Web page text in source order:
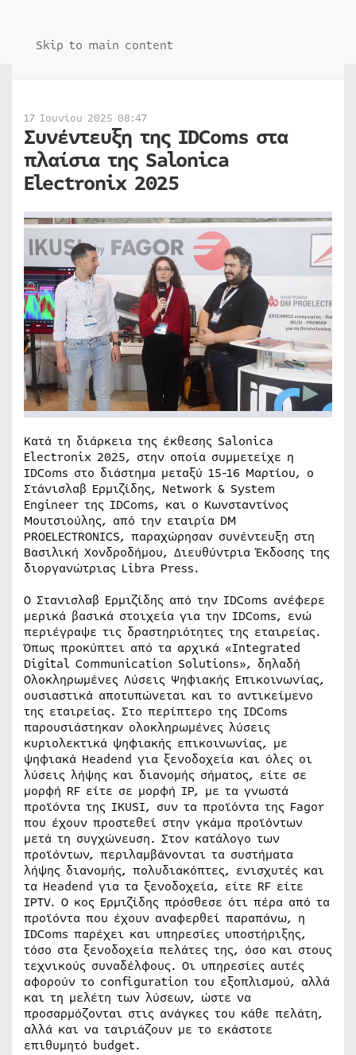
Skip to main content
17 Ιουνίου 2025 08:47
Συνέντευξη της IDComs στα
πλαίσια της Salonica
Electronix 2025
Κατά τη διάρκεια της έκθεσης Salonica
Electronix 2025, στην οποία συμμετείχε η
IDComs στο διάστημα μεταξύ 15-16 Μαρτίου, ο
Στάνισλαβ Ερμιζίδης, Network & System
Engineer της IDComs, και ο Κωνσταντίνος
Μουτσιούλης, από την εταιρία DM
PROELECTRONICS, παραχώρησαν συνέντευξη στη
Βασιλική Χονδροδήμου, Διευθύντρια Έκδοσης της
διοργανώτριας Libra Press.
O Στανισλαβ Ερμιζίδης από την IDComs ανέφερε
μερικά βασικά στοιχεία για την IDComs, ενώ
περιέγραψε τις δραστηριότητες της εταιρείας.
Όπως προκύπτει από τα αρχικά «Integrated
Digital Communication Solutions», δηλαδή
Ολοκληρωμένες Λύσεις Ψηφιακής Επικοινωνίας,
ουσιαστικά αποτυπώνεται και το αντικείμενο
της εταιρείας. Στο περίπτερο της IDComs
παρουσιάστηκαν ολοκληρωμένες λύσεις
κυριολεκτικά ψηφιακής επικοινωνίας, με
ψηφιακά Headend για ξενοδοχεία και όλες οι
λύσεις λήψης και διανομής σήματος, είτε σε
μορφή RF είτε σε μορφή IP, με τα γνωστά
προϊόντα της IKUSI, συν τα προϊόντα της Fagor
που έχουν προστεθεί στην γκάμα προϊόντων
μετά τη συγχώνευση. Στον κατάλογο των
προϊόντων, περιλαμβάνονται τα συστήματα
λήψης διανομής, πολυδιακόπτες, ενισχυτές και
τα Headend για τα ξενοδοχεία, είτε RF είτε
IPTV. Ο κος Ερμιζίδης πρόσθεσε ότι πέρα από τα
προϊόντα που έχουν αναφερθεί παραπάνω, η
IDComs παρέχει και υπηρεσίες υποστήριξης,
τόσο στα ξενοδοχεία πελάτες της, όσο και στους
τεχνικούς συναδέλφους. Οι υπηρεσίες αυτές
αφορούν το configuration του εξοπλισμού, αλλά
και τη μελέτη των λύσεων, ώστε να
προσαρμόζονται στις ανάγκες του κάθε πελάτη,
αλλά και να ταιριάζουν με το εκάστοτε
επιθυμητό budget.